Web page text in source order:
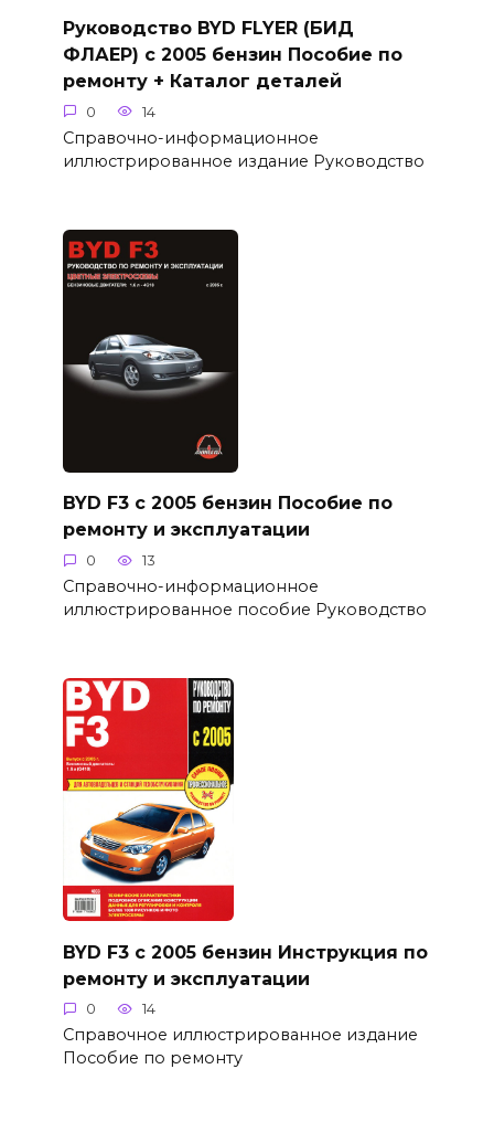
Руководство BYD FLYER (БИД
ФЛАЕР) с 2005 бензин Пособие по
ремонту + Каталог деталей
0 14
Справочно-информационное
иллюстрированное издание Руководство
BYD F3 с 2005 бензин Пособие по
ремонту и эксплуатации
0 13
Справочно-информационное
иллюстрированное пособие Руководство
BYD F3 с 2005 бензин Инструкция по
ремонту и эксплуатации
0 14
Справочное иллюстрированное издание
Пособие по ремонту